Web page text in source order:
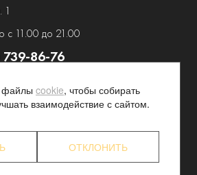
1
с 11.00 до 21.00
86-76
Услуги
Наши преимущества
Конфиденциальность
файлы cookie, чтобы собирать
взаимодействие с сайтом.
ОТКЛОНИТЬ